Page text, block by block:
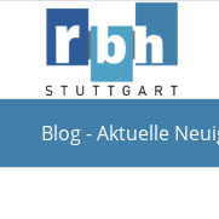
Blog - Aktuelle